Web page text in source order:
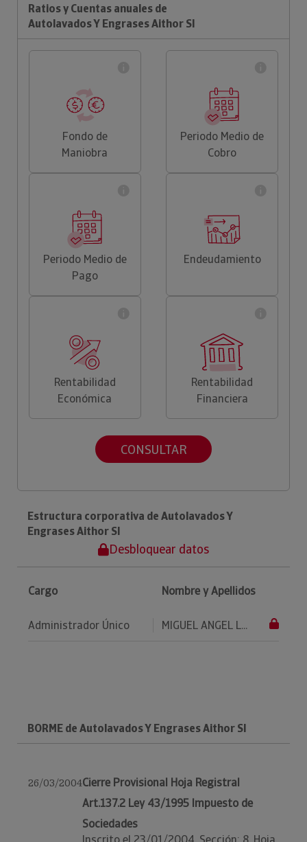
Ratios y Cuentas anuales de
Autolavados Y Engrases Aithor Sl
Fondo de
Maniobra
Periodo Medio de
Cobro
Periodo Medio de
Pago
Endeudamiento
Rentabilidad
Económica
Rentabilidad
Financiera
CONSULTAR
Estructura corporativa de Autolavados Y
Engrases Aithor Sl
Desbloquear datos
Cargo Nombre y Apellidos
Administrador Único MIGUEL ANGEL L...
BORME de Autolavados Y Engrases Aithor Sl
26/03/2004Cierre Provisional Hoja Registral
Art.137.2 Ley 43/1995 Impuesto de
Sociedades